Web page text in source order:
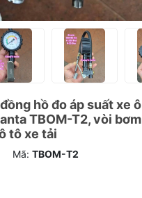
hồ đo áp suất xe ô
TBOM-T2, vòi bơm
tô xe tải
Mã: TBOM-T2